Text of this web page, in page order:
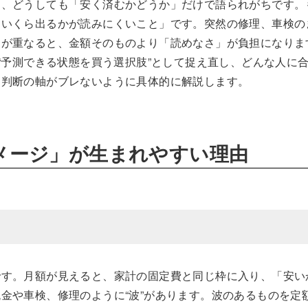
どうしても「安く済むかどうか」だけで語られがちです
くら出るかが読みにくいこと」です。突然の修理、車検
なると、金額そのものより「読めなさ」が負担になり
測できる状態を買う選択肢”として捉え直し、どんな人に
の軸がブレないように具体的に解説します。
ジ」が生まれやすい理由
。月額が見えると、家計の固定費と同じ枠に入り、「安
や車検、修理のように“波”があります。波のあるものを定